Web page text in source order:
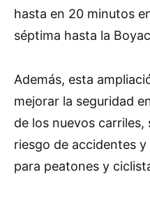
hasta en 20 minutos
séptima hasta la
Además, esta
mejorar la seguridad
de los nuevos carriles,
riesgo de accidentes
para peatones y